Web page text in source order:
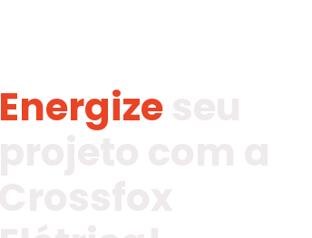
Energizeseu